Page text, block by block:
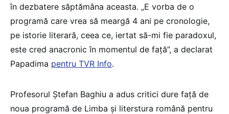
în dezbatere săptămâna aceasta. „E vorba de o
programă care vrea să meargă 4 ani pe cronologie,
pe istorie literară, ceea ce, iertat să-mi fie paradoxul,
este cred anacronic în momentul de față”, a declarat
Papadima pentru TVR Info.
Profesorul Ștefan Baghiu a adus critici dure față de
noua programă de Limba și literstura română pentru